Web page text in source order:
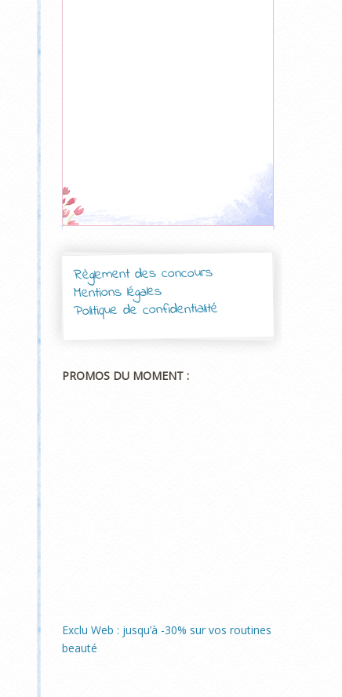
Règlement des concours
Mentions légales
Politique de confidentialité
PROMOS DU MOMENT :
Exclu Web : jusqu’à -30% sur vos routines
beauté